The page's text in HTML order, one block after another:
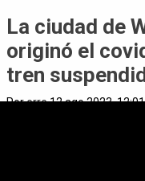
La ciudad de
originó el
tren
Porerre12 ago 2023, 12:01